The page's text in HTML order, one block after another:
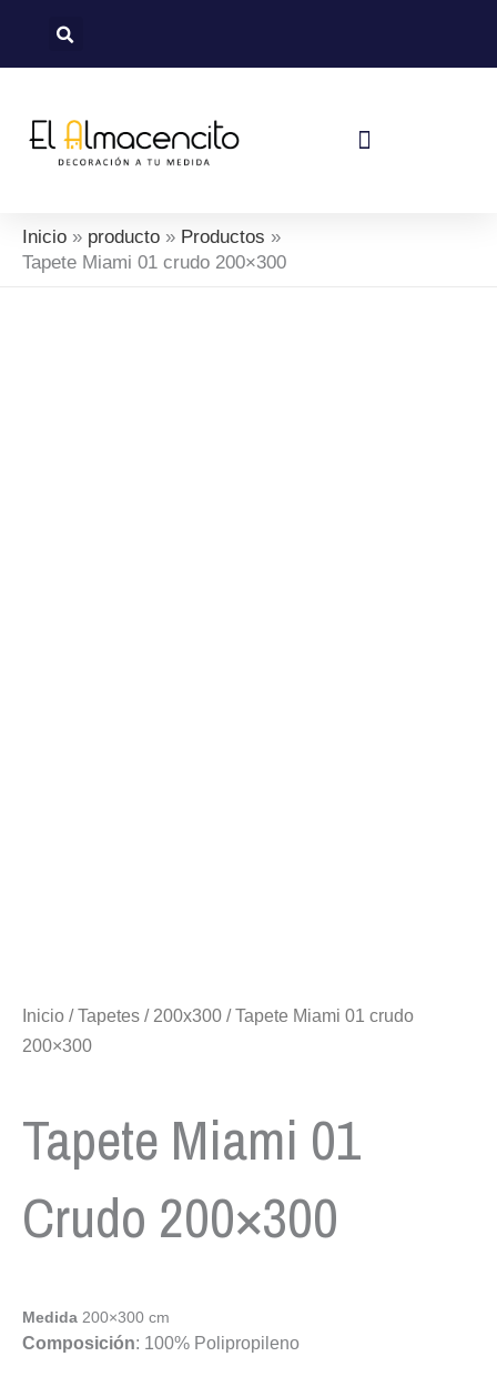
Inicio producto
Productos
Tapete Miami 01 crudo 200×300
Inicio /Tapetes / 200x300 / Tapete Miami 01 crudo
200×300
Tapete Miami 01
Crudo 200×300
Medida 200×300 cm
Composición: 100% Polipropileno